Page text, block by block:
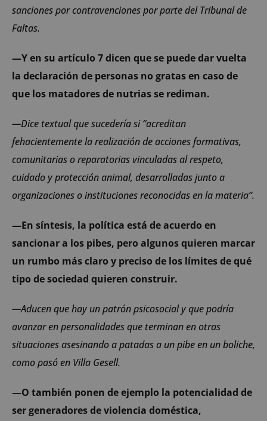
sanciones por contravenciones por parte del Tribunal de
Faltas.
—Y en su artículo 7 dicen que se puede dar vuelta
la declaración de personas no gratas en caso de
que los matadores de nutrias se rediman.
—Dice textual que sucedería si “acreditan
fehacientemente la realización de acciones formativas,
comunitarias o reparatorias vinculadas al respeto,
cuidado y protección animal, desarrolladas junto a
organizaciones o instituciones reconocidas en la materia”.
—En síntesis, la política está de acuerdo en
sancionar a los pibes, pero algunos quieren marcar
un rumbo más claro y preciso de los límites de qué
tipo de sociedad quieren construir.
—Aducen que hay un patrón psicosocial y que podría
avanzar en personalidades que terminan en otras
situaciones asesinando a patadas a un pibe en un boliche,
como pasó en Villa Gesell.
—O también ponen de ejemplo la potencialidad de
ser generadores de violencia doméstica,